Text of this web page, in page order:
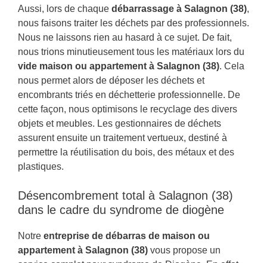
Aussi, lors de chaque débarrassage à Salagnon (38),
nous faisons traiter les déchets par des professionnels.
Nous ne laissons rien au hasard à ce sujet. De fait,
nous trions minutieusement tous les matériaux lors du
vide maison ou appartement à Salagnon (38). Cela
nous permet alors de déposer les déchets et
encombrants triés en déchetterie professionnelle. De
cette façon, nous optimisons le recyclage des divers
objets et meubles. Les gestionnaires de déchets
assurent ensuite un traitement vertueux, destiné à
permettre la réutilisation du bois, des métaux et des
plastiques.
Désencombrement total à Salagnon (38)
dans le cadre du syndrome de diogène
Notre entreprise de débarras de maison ou
appartement à Salagnon (38) vous propose un